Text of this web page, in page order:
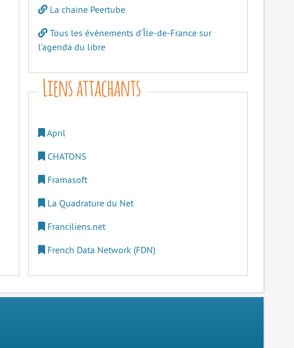
La chaine Peertube
Tous les évènements d’Île-de-France sur
l’agenda du libre
Liens attachants
April
CHATONS
Framasoft
La Quadrature du Net
Franciliens.net
French Data Network (FDN)